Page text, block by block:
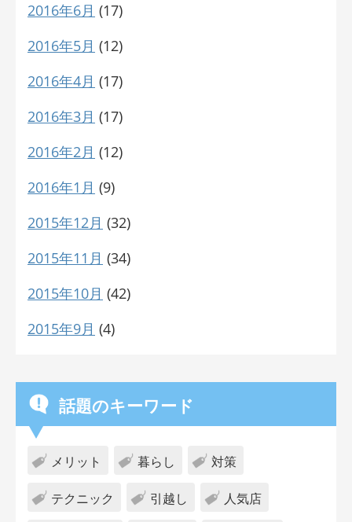
2016年6月 (17)
2016年5月 (12)
2016年4月 (17)
2016年3月 (17)
2016年2月 (12)
2016年1月 (9)
2015年12月 (32)
2015年11月 (34)
2015年10月 (42)
2015年9月 (4)
話題のキーワード
メリット 暮らし 対策
テクニック 引越し 人気店